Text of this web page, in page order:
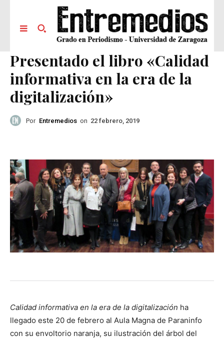
Presentado el libro «Calidad
informativa en la era de la
digitalización»
Por Entremedios on 22 febrero, 2019
Calidad informativa en la era de la digitalización ha
llegado este 20 de febrero al Aula Magna de Paraninfo
con su envoltorio naranja, su ilustración del árbol del